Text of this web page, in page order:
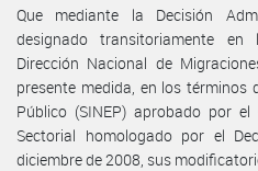
Que mediante la Decisión
designado transitoriamente
Dirección Nacional de
presente medida, en los términos
Público (SINEP) aprobado por
Sectorial homologado por el
diciembre de 2008, sus